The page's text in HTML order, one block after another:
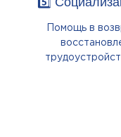
Помощь в